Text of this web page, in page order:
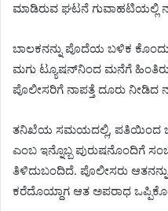
ಮಾಡಿರುವ ಘಟನೆ ಗುವಾಹಟಿಯಲ್ಲಿ
ಬಾಲಕನನ್ನು ಪೊದೆಯ ಬಳಿಕ ಕೊಂದು
ಮಗು ಟ್ಯೂಷನ್‌ನಿಂದ ಮನೆಗೆ
ಪೊಲೀಸರಿಗೆ ನಾಪತ್ತೆ ದೂರು
ತನಿಖೆಯ ಸಮಯದಲ್ಲಿ, ಪತಿಯಿಂದ
ಎಂಬ ಇನ್ನೊಬ್ಬ ಪುರುಷನೊಂದಿಗೆ
ತಿಳಿದುಬಂದಿದೆ. ಪೊಲೀಸರು
ಕರೆದೊಯ್ದಾಗ ಆತ ಅಪರಾಧ